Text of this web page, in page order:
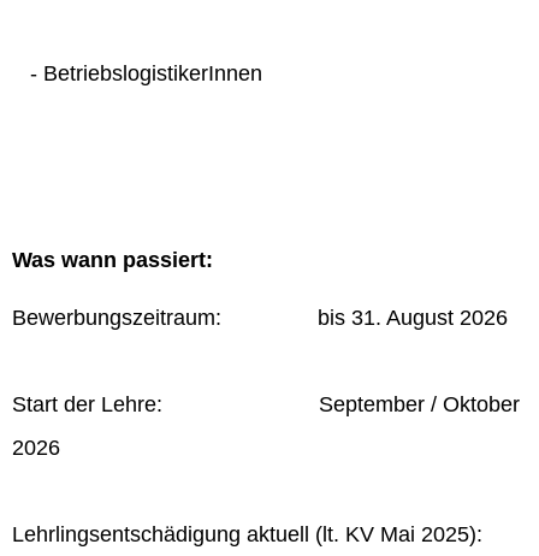
- BetriebslogistikerInnen
Was wann passiert:
Bewerbungszeitraum: bis 31. August 2026
Start der Lehre: September / Oktober
2026
Lehrlingsentschädigung aktuell (lt. KV Mai 2025):